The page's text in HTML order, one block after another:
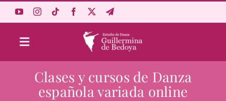
Toggle
Navigation
Aprende Online
Clases y cursos de Danza
española variada online